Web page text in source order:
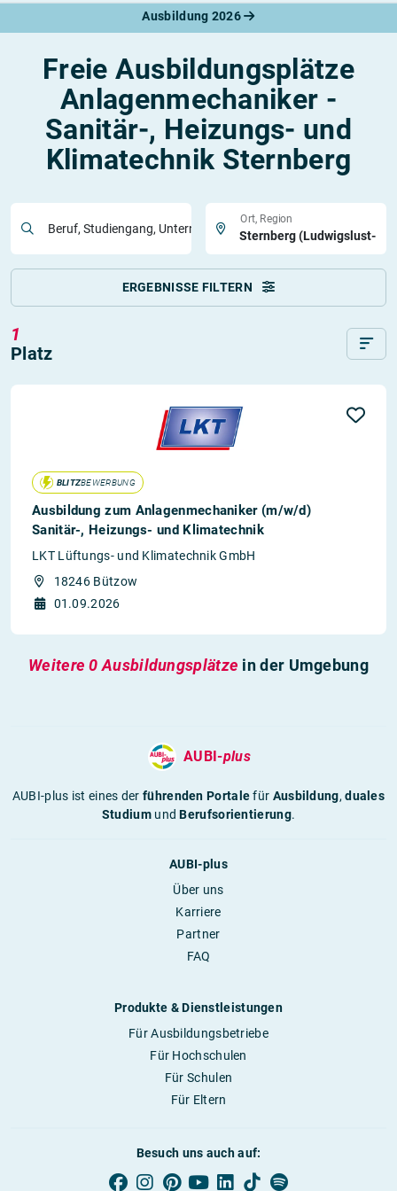
Ausbildung 2026
Freie Ausbildungsplätze
Anlagenmechaniker -
Sanitär-, Heizungs- und
Klimatechnik Sternberg
Beruf, Studiengang, Unternehmen
Ort, Region
ERGEBNISSE FILTERN
1
Platz
BLITZBEWERBUNG
Ausbildung zum Anlagenmechaniker (m/w/d)
Sanitär-, Heizungs- und Klimatechnik
LKT Lüftungs- und Klimatechnik GmbH
18246 Bützow
01.09.2026
Weitere 0 Ausbildungsplätze in der Umgebung
AUBI-plus
AUBI-plus ist eines derführenden Portalefür Ausbildung,duales
StudiumundBerufsorientierung.
AUBI-plus
Über uns
Karriere
Partner
FAQ
Produkte & Dienstleistungen
Für Ausbildungsbetriebe
Für Hochschulen
Für Schulen
Für Eltern
Besuch uns auch auf: